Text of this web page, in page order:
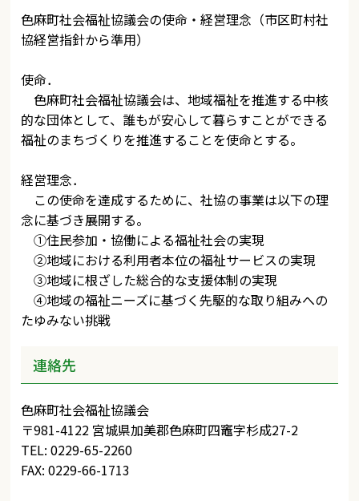
色麻町社会福祉協議会の使命・経営理念（市区町村社
協経営指針から準用）
使命．
色麻町社会福祉協議会は、地域福祉を推進する中核
的な団体として、誰もが安心して暮らすことができる
福祉のまちづくりを推進することを使命とする。
経営理念．
この使命を達成するために、社協の事業は以下の理
念に基づき展開する。
①住民参加・協働による福祉社会の実現
②地域における利用者本位の福祉サービスの実現
③地域に根ざした総合的な支援体制の実現
④地域の福祉ニーズに基づく先駆的な取り組みへの
たゆみない挑戦
連絡先
色麻町社会福祉協議会
〒981-4122 宮城県加美郡色麻町四竈字杉成27-2
TEL: 0229-65-2260
FAX: 0229-66-1713